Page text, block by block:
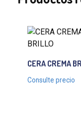
CERA CREMA
Consulte precio